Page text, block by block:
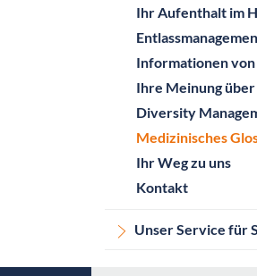
Ihr Aufenthalt im
Informationen von
Ihre Meinung über
Diversity
Medizinisches
Ihr Weg zu uns
Kontakt
Unser Service für